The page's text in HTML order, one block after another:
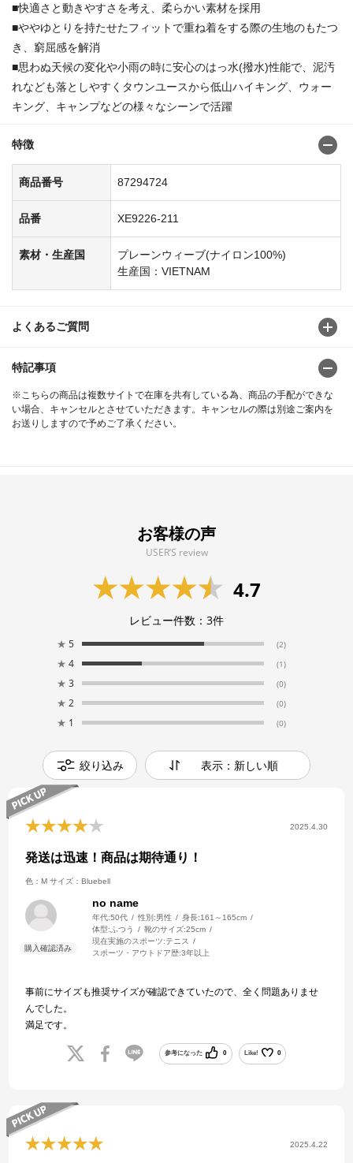
■快適さと動きやすさを考え、柔らかい素材を採用
■ややゆとりを持たせたフィットで重ね着をする際の生地のもたつ
き、窮屈感を解消
■思わぬ天候の変化や小雨の時に安心のはっ水(撥水)性能で、泥汚
れなども落としやすくタウンユースから低山ハイキング、ウォー
キング、キャンプなどの様々なシーンで活躍
特徴
商品番号 87294724
品番 XE9226-211
素材・生産国
プレーンウィーブ(ナイロン100%)
生産国：VIETNAM
よくあるご質問
特記事項
※こちらの商品は複数サイトで在庫を共有している為、商品の手配ができな
い場合、キャンセルとさせていただきます。キャンセルの際は別途ご案内を
お送りしますので予めご了承ください。
お客様の声
USER’S review
4.7
レビュー件数： 3件
★ 5 (2)
★ 4 (1)
★ 3 (0)
★ 2 (0)
★ 1 (0)
絞り込み 表示：新しい順
2025.4.30
発送は迅速！商品は期待通り！
色：M サイズ：Bluebell
no name
年代:50代 性別:男性 身長:161～165cm
体型: ふつう 靴のサイズ:25cm
現在実施のスポーツ:テニス
スポーツ・アウトドア歴:3年以上
事前にサイズも推奨サイズが確認できていたので、全く問題ありませ
んでした。
満足です。
参考になった 0 Like! 0
2025.4.22